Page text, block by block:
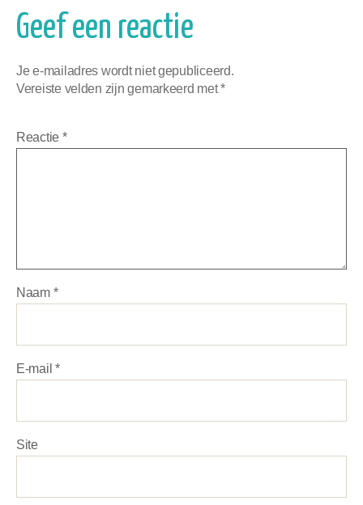
Geef een reactie
Je e-mailadres wordt niet gepubliceerd.
Vereiste velden zijn gemarkeerd met*
Reactie *
Naam *
E-mail*
Site